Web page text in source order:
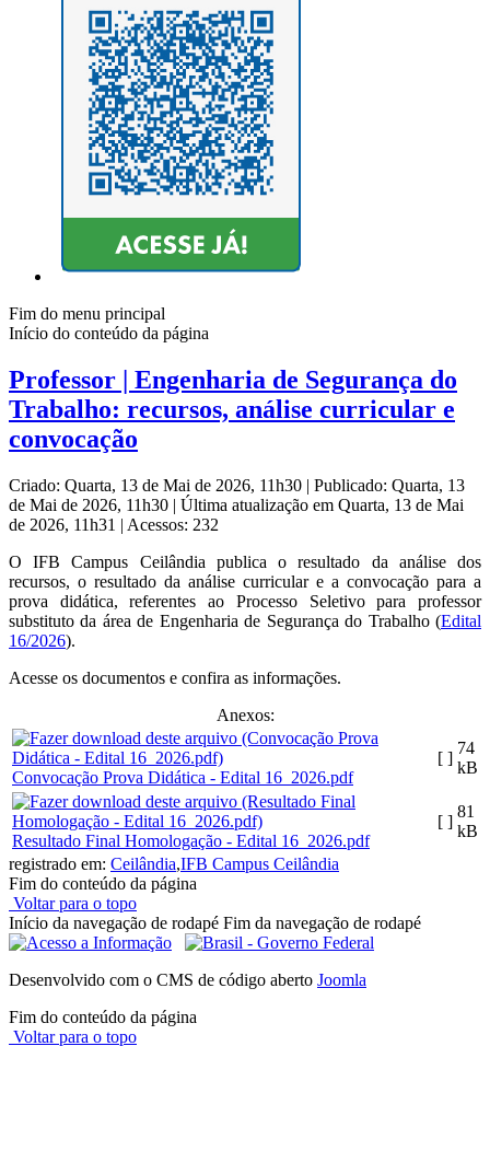
Fim do menu principal
Início do conteúdo da página
Professor | Engenharia de Segurança do
Trabalho: recursos, análise curricular e
convocação
Criado: Quarta, 13 de Mai de 2026, 11h30 | Publicado: Quarta, 13
de Mai de 2026, 11h30 | Última atualização em Quarta, 13 de Mai
de 2026, 11h31 | Acessos: 232
O IFB Campus Ceilândia publica o resultado da análise dos
recursos, o resultado da análise curricular e a convocação para a
prova didática, referentes ao Processo Seletivo para professor
substituto da área de Engenharia de Segurança do Trabalho (Edital
16/2026).
Acesse os documentos e confira as informações.
Anexos:
Convocação Prova Didática - Edital 16_2026.pdf
[ ]
74
kB
Resultado Final Homologação - Edital 16_2026.pdf
[ ]
81
kB
registrado em: Ceilândia,IFB Campus Ceilândia
Fim do conteúdo da página
Voltar para o topo
Início da navegação de rodapé Fim da navegação de rodapé
Desenvolvido com o CMS de código aberto Joomla
Fim do conteúdo da página
Voltar para o topo